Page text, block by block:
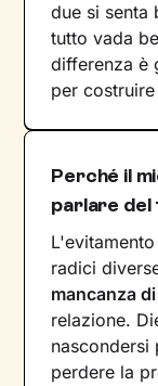
due si senta
tutto vada
differenza è
per
Perché il
parlare del
radici
mancanza
relazione.
nascondersi
perdere la